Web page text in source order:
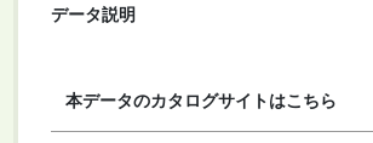
データ説明
本データのカタログサイトはこちら